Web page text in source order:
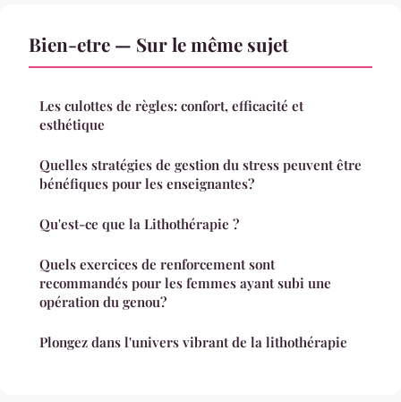
Bien-etre — Sur le même sujet
Les culottes de règles: confort, efficacité et
esthétique
Quelles stratégies de gestion du stress peuvent être
bénéfiques pour les enseignantes?
Qu'est-ce que la Lithothérapie ?
Quels exercices de renforcement sont
recommandés pour les femmes ayant subi une
opération du genou?
Plongez dans l'univers vibrant de la lithothérapie